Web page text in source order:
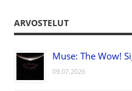
ARVOSTELUT
Muse: The
09.07.2026